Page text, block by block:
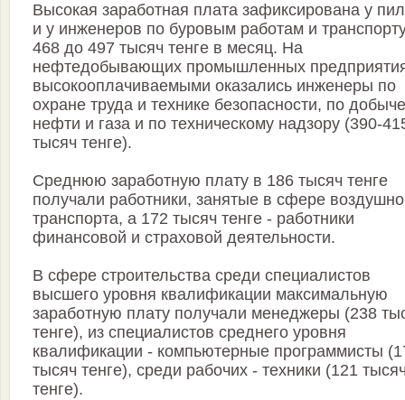
Высокая заработная плата зафиксирована у
и у инженеров по буровым работам и
468 до 497 тысяч тенге в месяц. На
нефтедобывающих промышленных
высокооплачиваемыми оказались инженеры по
охране труда и технике безопасности, по добыче
нефти и газа и по техническому надзору (390-
тысяч тенге).
Среднюю заработную плату в 186 тысяч тенге
получали работники, занятые в сфере
транспорта, а 172 тысяч тенге - работники
финансовой и страховой деятельности.
В сфере строительства среди специалистов
высшего уровня квалификации максимальную
заработную плату получали менеджеры (238
тенге), из специалистов среднего уровня
квалификации - компьютерные программисты
тысяч тенге), среди рабочих - техники (121
тенге).